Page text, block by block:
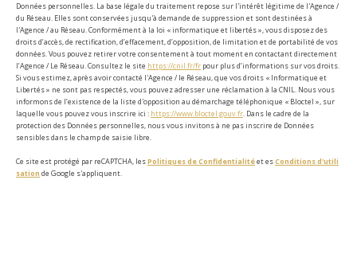
Données personnelles. La base légale du traitement repose sur l'intérêt légitime de l'Agence /
du Réseau. Elles sont conservées jusqu'à demande de suppression et sont destinées à
l'Agence / au Réseau. Conformément à la loi « informatique et libertés », vous disposez des
droits d’accès, de rectification, d’effacement, d’opposition, de limitation et de portabilité de vos
données. Vous pouvez retirer votre consentement à tout moment en contactant directement
l’Agence / Le Réseau. Consultez le site https://cnil.fr/fr pour plus d’informations sur vos droits.
Si vous estimez, après avoir contacté l'Agence / le Réseau, que vos droits « Informatique et
Libertés » ne sont pas respectés, vous pouvez adresser une réclamation à la CNIL. Nous vous
informons de l’existence de la liste d'opposition au démarchage téléphonique « Bloctel », sur
laquelle vous pouvez vous inscrire ici : https://www.bloctel.gouv.fr. Dans le cadre de la
protection des Données personnelles, nous vous invitons à ne pas inscrire de Données
sensibles dans le champ de saisie libre.
Ce site est protégé par reCAPTCHA, lesPolitiques de Confidentialitéet esConditions d'utili
sation de Google s'appliquent.